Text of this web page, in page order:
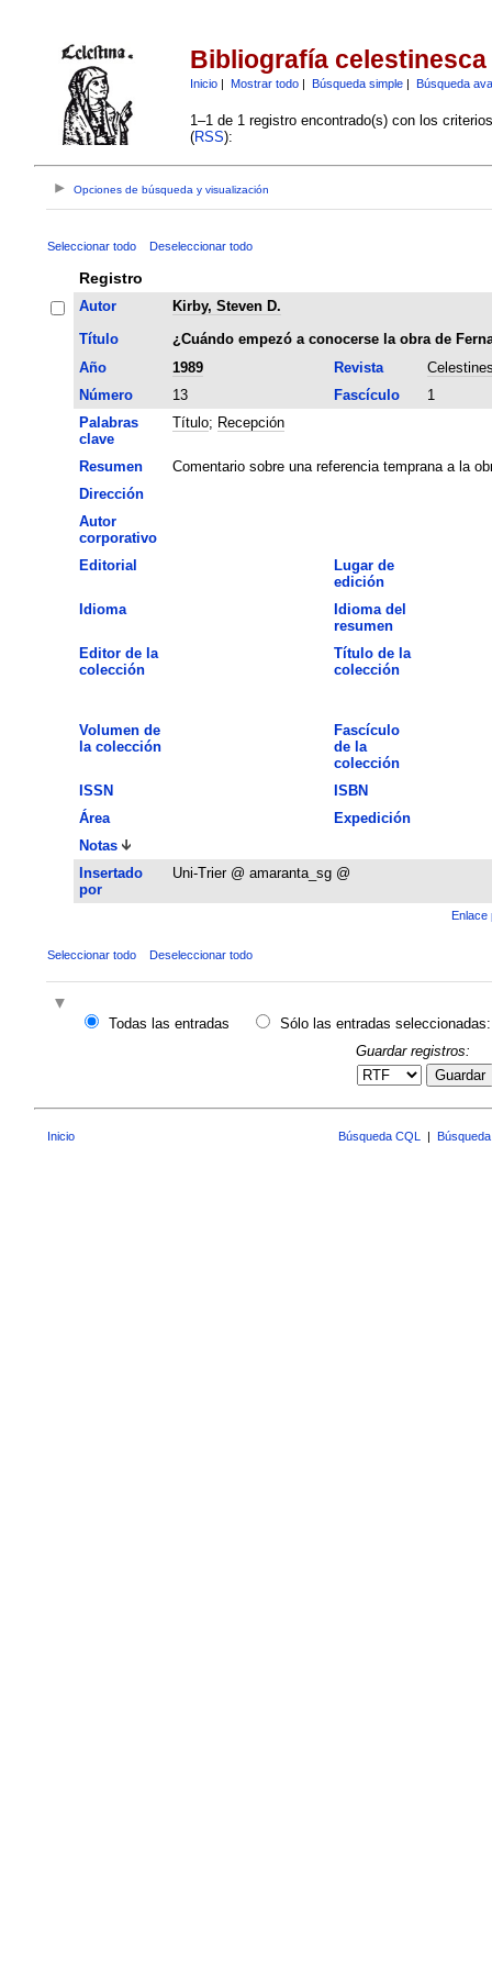
Bibliografía celestinesca
Inicio| Mostrar todo| Búsqueda simple| Búsqueda
1–1 de 1 registro encontrado(s) con los
(RSS):
Opciones de búsqueda y visualización
Seleccionar todo Deseleccionar todo
Registro
Autor
Kirby, Steven D.
Título
¿Cuándo empezó a conocerse la obra de
Año
1989 Revista
Número
13 Fascículo
1
Palabras
clave
Título; Recepción
Resumen
Comentario sobre una referencia temprana a la
Dirección
Autor
corporativo
Editorial
Lugar de
edición
Idioma
Idioma del
resumen
Editor de la
colección
Título de la
colección
Volumen de
la colección
Fascículo
de la
colección
ISSN
ISBN
Área
Expedición
Notas
Insertado
por
Uni-Trier @ amaranta_sg @
Enlace
Seleccionar todo Deseleccionar todo
Todas las entradas
Sólo las entradas seleccionadas:
Guardar registros:
Guardar
Inicio Búsqueda CQL